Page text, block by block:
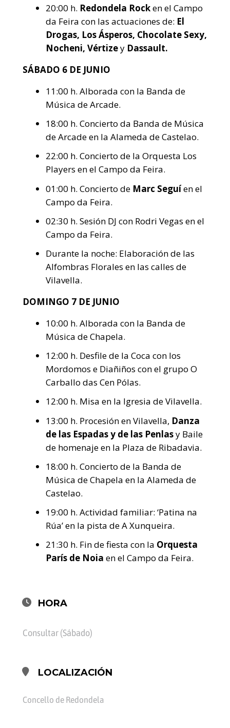
20:00 h. Redondela Rocken el Campo
da Feira con las actuaciones de: El
Drogas, Los Ásperos, Chocolate Sexy,
Nocheni, Vértizey Dassault.
SÁBADO 6 DE JUNIO
11:00 h. Alborada con la Banda de
Música de Arcade.
18:00 h. Concierto da Banda de Música
de Arcade en la Alameda de Castelao.
22:00 h. Concierto de la Orquesta Los
Players en el Campo da Feira.
01:00 h. Concierto de Marc Seguíen el
Campo da Feira.
02:30 h. Sesión DJ con Rodri Vegas en el
Campo da Feira.
Durante la noche: Elaboración de las
Alfombras Florales en las calles de
Vilavella.
DOMINGO 7 DE JUNIO
10:00 h. Alborada con la Banda de
Música de Chapela.
12:00 h. Desfile de la Coca con los
Mordomos e Diañiños con el grupo O
Carballo das Cen Pólas.
12:00 h. Misa en la Igresia de Vilavella.
13:00 h. Procesión en Vilavella, Danza
de las Espadas y de las Penlasy Baile
de homenaje en la Plaza de Ribadavia.
18:00 h. Concierto de la Banda de
Música de Chapela en la Alameda de
Castelao.
19:00 h. Actividad familiar: ‘Patina na
Rúa’ en la pista de A Xunqueira.
21:30 h. Fin de fiesta con la Orquesta
París de Noia en el Campo da Feira.
HORA
Consultar (Sábado)
LOCALIZACIÓN
Concello de Redondela